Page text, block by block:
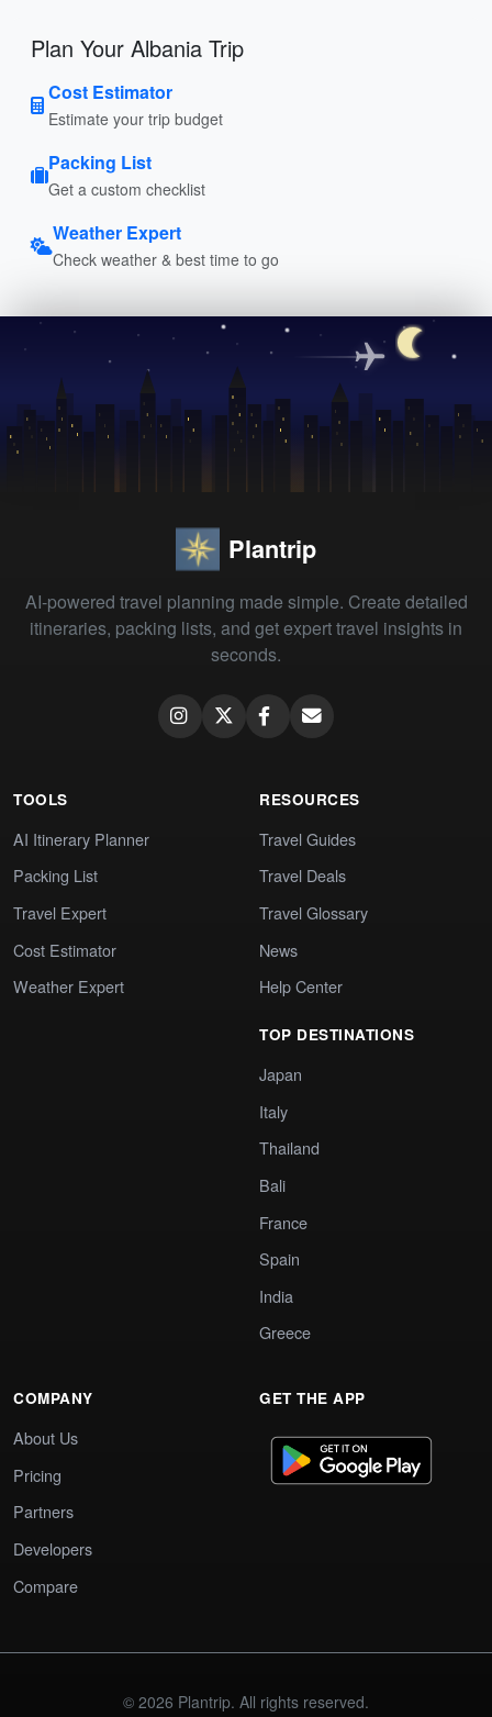
Plan Your Albania Trip
Cost Estimator
Estimate your trip budget
Packing List
Get a custom checklist
Weather Expert
Check weather & best time to go
Plantrip
AI-powered travel planning made simple. Create detailed
itineraries, packing lists, and get expert travel insights in
seconds.
TOOLS
AI Itinerary Planner
Packing List
Travel Expert
Cost Estimator
Weather Expert
RESOURCES
Travel Guides
Travel Deals
Travel Glossary
News
Help Center
TOP DESTINATIONS
Japan
Italy
Thailand
Bali
France
Spain
India
Greece
COMPANY
About Us
Pricing
Partners
Developers
Compare
GET THE APP
© 2026 Plantrip. All rights reserved.